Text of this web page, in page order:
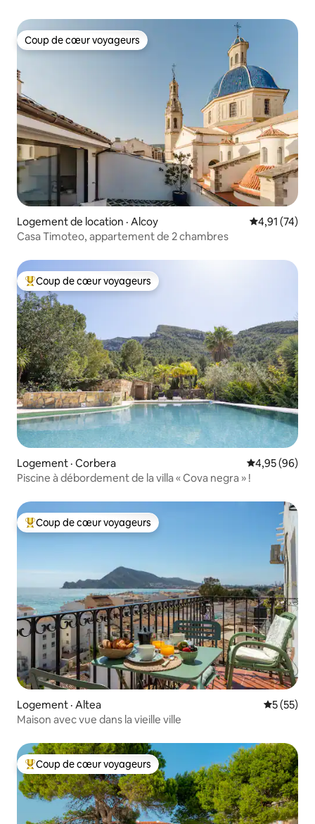
Coup de cœur voyageurs
Coup de cœur voyageurs
Logement de location · Alcoy Note
4,91 (74)
Casa Timoteo, appartement de 2 chambres
Coup de cœur voyageurs parmi les plus aimés
Coup de cœur voyageurs
Logement · Corbera Note
4,95 (96)
Piscine à débordement de la villa « Cova negra » !
Coup de cœur voyageurs parmi les plus aimés
Coup de cœur voyageurs
Logement · Altea Note
5 (55)
Maison avec vue dans la vieille ville
Coup de cœur voyageurs parmi les plus aimés
Coup de cœur voyageurs